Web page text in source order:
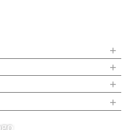
+
+
+
+